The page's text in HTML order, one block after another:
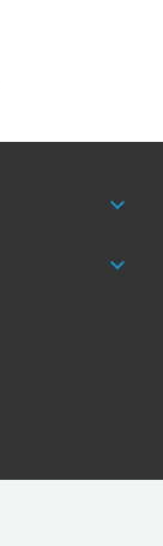

